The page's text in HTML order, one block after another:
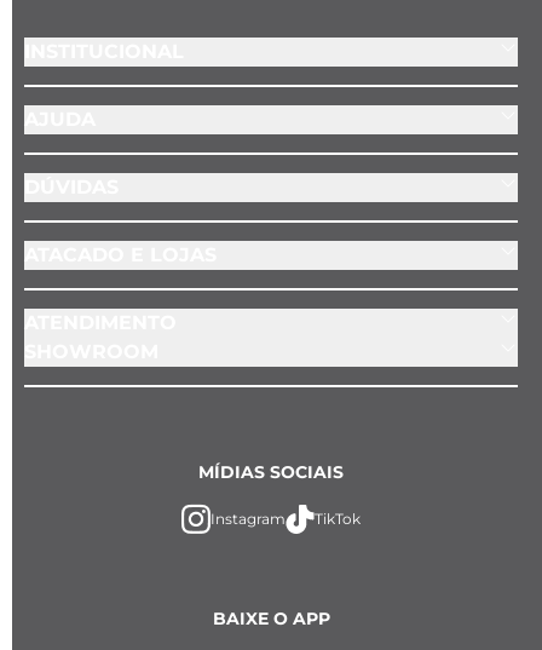
BAIXE O APP
MÍDIAS SOCIAIS
Instagram TikTok